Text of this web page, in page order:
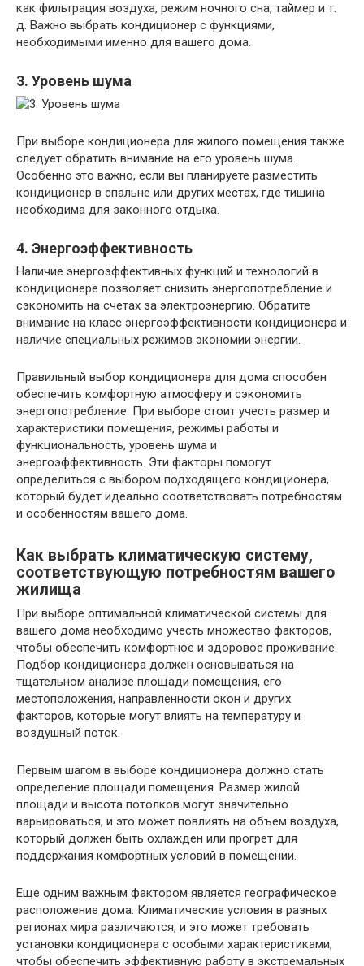
как фильтрация воздуха, режим ночного сна, таймер и т.
д. Важно выбрать кондиционер с функциями,
необходимыми именно для вашего дома.
3. Уровень шума
При выборе кондиционера для жилого помещения также
следует обратить внимание на его уровень шума.
Особенно это важно, если вы планируете разместить
кондиционер в спальне или других местах, где тишина
необходима для законного отдыха.
4. Энергоэффективность
Наличие энергоэффективных функций и технологий в
кондиционере позволяет снизить энергопотребление и
сэкономить на счетах за электроэнергию. Обратите
внимание на класс энергоэффективности кондиционера и
наличие специальных режимов экономии энергии.
Правильный выбор кондиционера для дома способен
обеспечить комфортную атмосферу и сэкономить
энергопотребление. При выборе стоит учесть размер и
характеристики помещения, режимы работы и
функциональность, уровень шума и
энергоэффективность. Эти факторы помогут
определиться с выбором подходящего кондиционера,
который будет идеально соответствовать потребностям
и особенностям вашего дома.
Как выбрать климатическую систему,
соответствующую потребностям вашего
жилища
При выборе оптимальной климатической системы для
вашего дома необходимо учесть множество факторов,
чтобы обеспечить комфортное и здоровое проживание.
Подбор кондиционера должен основываться на
тщательном анализе площади помещения, его
местоположения, направленности окон и других
факторов, которые могут влиять на температуру и
воздушный поток.
Первым шагом в выборе кондиционера должно стать
определение площади помещения. Размер жилой
площади и высота потолков могут значительно
варьироваться, и это может повлиять на объем воздуха,
который должен быть охлажден или прогрет для
поддержания комфортных условий в помещении.
Еще одним важным фактором является географическое
расположение дома. Климатические условия в разных
регионах мира различаются, и это может требовать
установки кондиционера с особыми характеристиками,
чтобы обеспечить эффективную работу в экстремальных